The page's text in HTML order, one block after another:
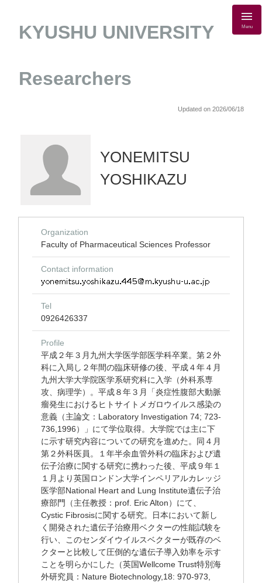
KYUSHU UNIVERSITY
Researchers
Menu
Updated on 2026/06/18
YONEMITSU
YOSHIKAZU
Organization
Faculty of Pharmaceutical Sciences Professor
Contact information
Tel
0926426337
Profile
平成２年３月九州大学医学部医学科卒業。第２外
科に入局し２年間の臨床研修の後、平成４年４月
九州大学大学院医学系研究科に入学（外科系専
攻、病理学）。平成８年３月「炎症性腹部大動脈
瘤発生におけるヒトサイトメガロウイルス感染の
意義（主論文：Laboratory Investigation 74; 723-
736,1996）」にて学位取得。大学院では主に下
に示す研究内容についての研究を進めた。同４月
第２外科医員。１年半余血管外科の臨床および遺
伝子治療に関する研究に携わった後、平成９年１
１月より英国ロンドン大学インペリアルカレッジ
医学部National Heart and Lung Institute遺伝子治
療部門（主任教授：prof. Eric Alton）にて、
Cystic Fibrosisに関する研究。日本において新し
く開発された遺伝子治療用ベクターの性能試験を
行い、このセンダイウイルスベクターが既存のベ
クターと比較して圧倒的な遺伝子導入効率を示す
ことを明らかにした（英国Wellcome Trust特別海
外研究員：Nature Biotechnology,18: 970-973,